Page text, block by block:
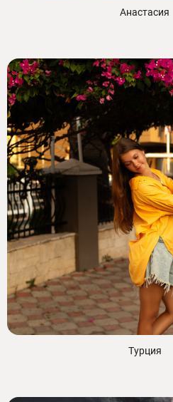
Анастасия
Турция